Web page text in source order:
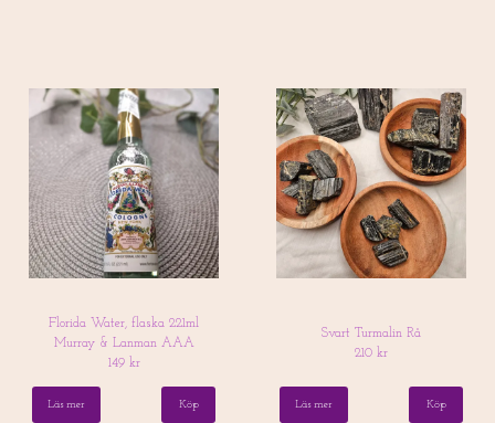
Florida Water, flaska 221ml
Murray & Lanman AAA
149 kr
Läs mer
Svart Turmalin Rå
210 kr
Läs mer Köp